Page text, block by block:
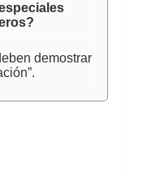
demostrar